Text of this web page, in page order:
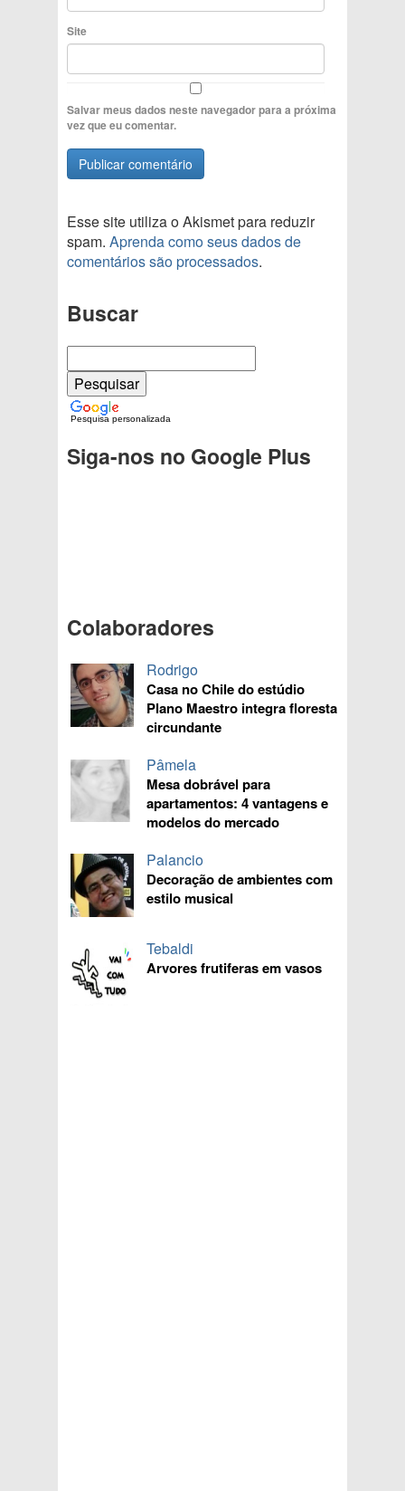
Site
Salvar meus dados neste navegador para a próxima
vez que eu comentar.
Esse site utiliza o Akismet para reduzir
spam. Aprenda como seus dados de
comentários são processados.
Buscar
Pesquisa personalizada
Siga-nos no Google Plus
Colaboradores
Rodrigo
Casa no Chile do estúdio
Plano Maestro integra floresta
circundante
Pâmela
Mesa dobrável para
apartamentos: 4 vantagens e
modelos do mercado
Palancio
Decoração de ambientes com
estilo musical
Tebaldi
Arvores frutiferas em vasos